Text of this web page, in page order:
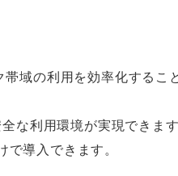
域の利用を効率化するこ
な利用環境が実現できます
導入できます。